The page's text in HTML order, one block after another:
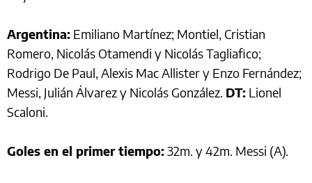
Argentina: Emiliano Martínez; Montiel, Cristian
Romero, Nicolás Otamendi y Nicolás Tagliafico;
Rodrigo De Paul, Alexis Mac Allister y Enzo Fernández;
Messi, Julián Álvarez y Nicolás González. DT: Lionel
Scaloni.
Goles en el primer tiempo:32m. y 42m. Messi (A).